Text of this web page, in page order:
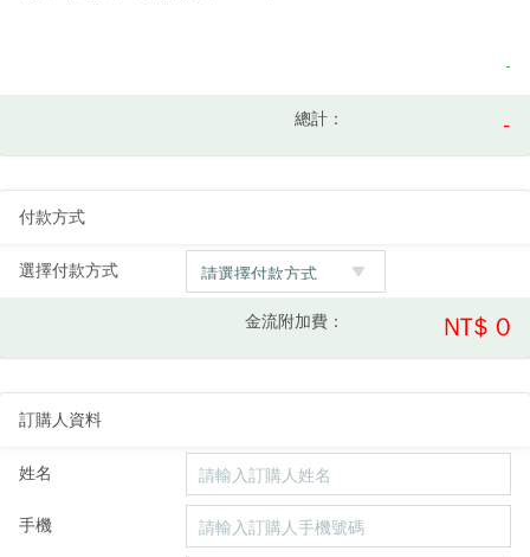
-
總計： -
付款方式
選擇付款方式
金流附加費： NT$ 0
訂購人資料
姓名
手機